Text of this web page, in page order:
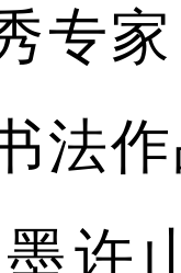
专
法
许